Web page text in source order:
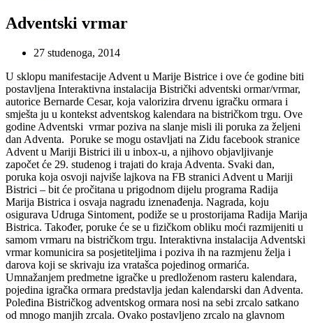
Adventski vrmar
27 studenoga, 2014
U sklopu manifestacije Advent u Marije Bistrice i ove će godine biti
postavljena Interaktivna instalacija Bistrički adventski ormar/vrmar,
autorice Bernarde Cesar, koja valorizira drvenu igračku ormara i
smješta ju u kontekst adventskog kalendara na bistričkom trgu. Ove
godine Adventski vrmar poziva na slanje misli ili poruka za željeni
dan Adventa. Poruke se mogu ostavljati na Zidu facebook stranice
Advent u Mariji Bistrici ili u inbox-u, a njihovo objavljivanje
započet će 29. studenog i trajati do kraja Adventa. Svaki dan,
poruka koja osvoji najviše lajkova na FB stranici Advent u Mariji
Bistrici – bit će pročitana u prigodnom dijelu programa Radija
Marija Bistrica i osvaja nagradu iznenađenja. Nagrada, koju
osigurava Udruga Sintoment, podiže se u prostorijama Radija Marija
Bistrica. Također, poruke će se u fizičkom obliku moći razmijeniti u
samom vrmaru na bistričkom trgu. Interaktivna instalacija Adventski
vrmar komunicira sa posjetiteljima i poziva ih na razmjenu želja i
darova koji se skrivaju iza vratašca pojedinog ormarića.
Umnažanjem predmetne igračke u predloženom rasteru kalendara,
pojedina igračka ormara predstavlja jedan kalendarski dan Adventa.
Poleđina Bistričkog adventskog ormara nosi na sebi zrcalo satkano
od mnogo manjih zrcala. Ovako postavljeno zrcalo na glavnom